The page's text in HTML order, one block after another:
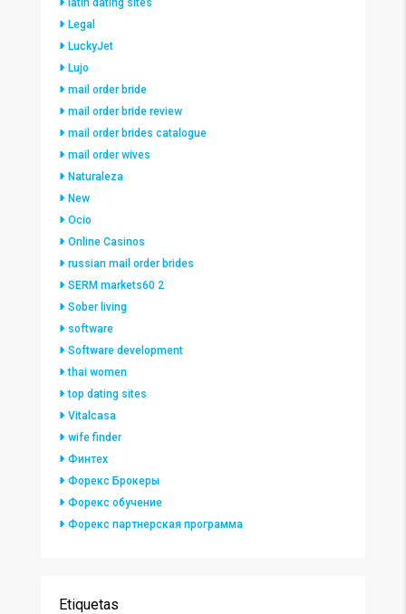
latin dating sites
Legal
LuckyJet
Lujo
mail order bride
mail order bride review
mail order brides catalogue
mail order wives
Naturaleza
New
Ocio
Online Casinos
russian mail order brides
SERM markets60 2
Sober living
software
Software development
thai women
top dating sites
Vitalcasa
wife finder
Финтех
Форекс Брокеры
Форекс обучение
Форекс партнерская программа
Etiquetas